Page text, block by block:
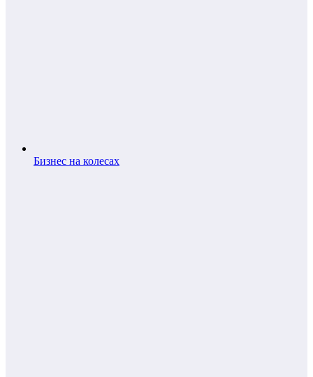
Бизнес на колесах